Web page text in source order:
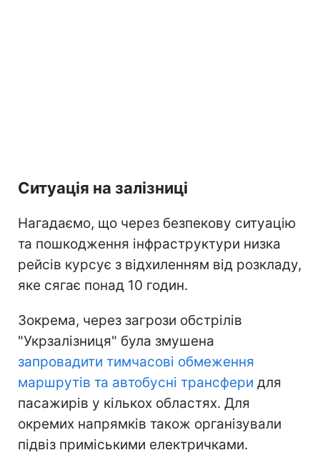
Ситуація на залізниці
Нагадаємо, що через безпекову ситуацію
та пошкодження інфраструктури низка
рейсів курсує з відхиленням від розкладу,
яке сягає понад 10 годин.
Зокрема, через загрози обстрілів
"Укрзалізниця" була змушена
запровадити тимчасові обмеження
маршрутів та автобусні трансфери для
пасажирів у кількох областях. Для
окремих напрямків також організували
підвіз приміськими електричками.